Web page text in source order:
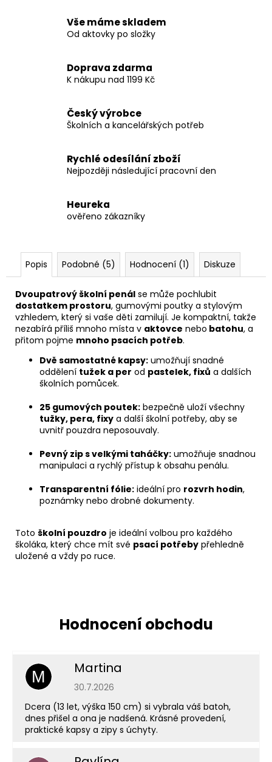
Vše máme skladem
Od aktovky po složky
Doprava zdarma
K nákupu nad 1199 Kč
Český výrobce
Školních a kancelářských potřeb
Rychlé odesílání zboží
Nejpozději následující pracovní den
Heureka
ověřeno zákazníky
Popis Podobné (5) Hodnocení (1) Diskuze
Dvoupatrový školní penál se může pochlubit
dostatkem prostoru, gumovými poutky a stylovým
vzhledem, který si vaše děti zamilují. Je kompaktní, takže
nezabírá příliš mnoho místa v aktovce nebo batohu, a
přitom pojme mnoho psacích potřeb.
Dvě samostatné kapsy: umožňují snadné
oddělení tužek a per od pastelek, fixů a dalších
školních pomůcek.
25 gumových poutek: bezpečně uloží všechny
tužky, pera, fixy a další školní potřeby, aby se
uvnitř pouzdra neposouvaly.
Pevný zip s velkými taháčky: umožňuje snadnou
manipulaci a rychlý přístup k obsahu penálu.
Transparentní fólie: ideální pro rozvrh hodin,
poznámky nebo drobné dokumenty.
Toto školní pouzdro je ideální volbou pro každého
školáka, který chce mít své psací potřeby přehledně
uložené a vždy po ruce.
M Martina
Hodnocení obchodu je 5 z 5 hvězdiček.
30.7.2026
Dcera (13 let, výška 150 cm) si vybrala váš batoh,
dnes přišel a ona je nadšená. Krásné provedení,
praktické kapsy a zipy s úchyty.